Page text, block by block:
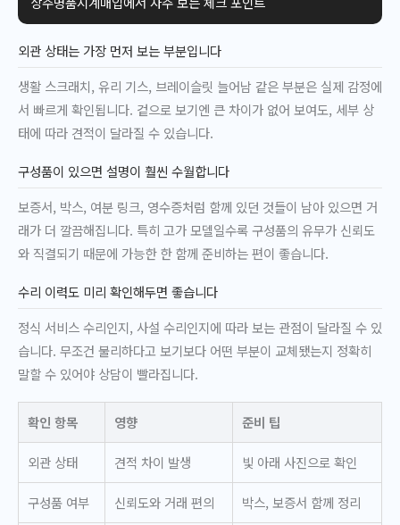
외관 상태는 가장 먼저 보는 부분입니다
생활 스크래치, 유리 기스, 브레이슬릿 늘어남 같은 부분은 실제 감정에
서 빠르게 확인됩니다. 겉으로 보기엔 큰 차이가 없어 보여도, 세부 상
태에 따라 견적이 달라질 수 있습니다.
구성품이 있으면 설명이 훨씬 수월합니다
보증서, 박스, 여분 링크, 영수증처럼 함께 있던 것들이 남아 있으면 거
래가 더 깔끔해집니다. 특히 고가 모델일수록 구성품의 유무가 신뢰도
와 직결되기 때문에 가능한 한 함께 준비하는 편이 좋습니다.
수리 이력도 미리 확인해두면 좋습니다
정식 서비스 수리인지, 사설 수리인지에 따라 보는 관점이 달라질 수 있
습니다. 무조건 불리하다고 보기보다 어떤 부분이 교체됐는지 정확히
말할 수 있어야 상담이 빨라집니다.
확인 항목 영향 준비 팁
외관 상태 견적 차이 발생 빛 아래 사진으로 확인
구성품 여부 신뢰도와 거래 편의 박스, 보증서 함께 정리